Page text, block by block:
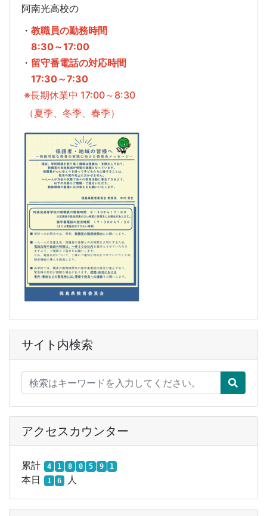
阿南光高校の
・ 教職員の勤務時間
8:30～17:00
・ 留守番電話の対応時間
17:30～7:30
※長期休業中 17:00～8:30
（夏季、冬季、春季）
サイト内検索
アクセスカウンター
累計 4 1 8 0 5 9 1
本日 1 6 人